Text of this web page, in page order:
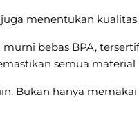
menentukan
bebas BPA,
semua
Bukan hanya